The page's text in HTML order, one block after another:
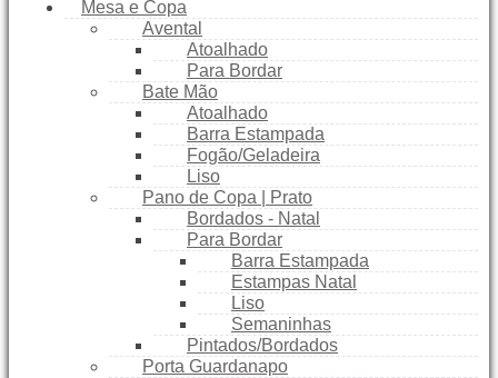
Mesa e Copa
Avental
Atoalhado
Para Bordar
Bate Mão
Atoalhado
Barra Estampada
Fogão/Geladeira
Liso
Pano de Copa | Prato
Bordados - Natal
Para Bordar
Barra Estampada
Estampas Natal
Liso
Semaninhas
Pintados/Bordados
Porta Guardanapo